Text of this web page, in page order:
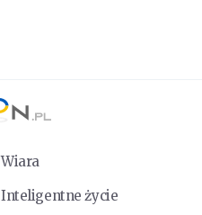
Wiara
Inteligentne życie